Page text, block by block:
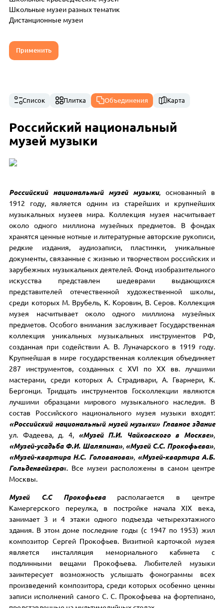
Школьные музеи разных тематик
Дистанционные музеи
Применить
Список Плитка Объединения Карта
Российский национальный
музей музыки
Российский национальный музей музыки, основанный в
1912 году, является одним из старейших и крупнейших
музыкальных музеев мира. Коллекция музея насчитывает
около одного миллиона музейных предметов. В фондах
хранятся ценные нотные и литературные авторские рукописи,
редкие издания, аудиозаписи, пластинки, уникальные
документы, связанные с жизнью и творчеством российских и
зарубежных музыкальных деятелей. Фонд изобразительного
искусства представлен шедеврами выдающихся
представителей отечественной художественной школы,
среди которых М. Врубель, К. Коровин, В. Серов. Коллекция
музея насчитывает около одного миллиона музейных
предметов. Особого внимания заслуживает Государственная
коллекция уникальных музыкальных инструментов РФ,
созданная при содействии А. В. Луначарского в 1919 году.
Крупнейшая в мире государственная коллекция объединяет
287 инструментов, созданных с XVI по XX вв. лучшими
мастерами, среди которых А. Страдивари, А. Гварнери, К.
Бергонци. Тридцать инструментов Госколлекции являются
лучшими образцами мирового музыкального наследия. В
состав Российского национального музея музыки входят:
«Российский национальный музей музыки» Главное здание
ул. Фадеева, д. 4, «Музей П.И. Чайковского в Москве»,
«Музей-усадьба Ф.И. Шаляпина», «Музей С.С. Прокофьева»,
«Музей-квартира Н.С. Голованова», «Музей-квартира А.Б.
Гольденвейзера«. Все музеи расположены в самом центре
Москвы.
Музей С.С Прокофьеварасполагается в центре
Камергерского переулка, в постройке начала ХIX века,
занимает 3 и 4 этажи одного подъезда четырехэтажного
здания. В этом доме последние годы (с 1947 по 1953) жил
композитор Сергей Прокофьев. Визитной карточкой музея
является инсталляция мемориального кабинета с
подлинными вещами Прокофьева. Любителей музыки
заинтересует возможность услышать фонограммы всех
произведений композитора, среди которых особенно ценны
записи исполнений самого С. С. Прокофьева на фортепиано,